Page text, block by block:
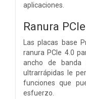
aplicaciones.
Ranura
Las placas base
ranura PCIe 4.0
ancho de banda
ultrarrápidas le
funciones que
esfuerzo.